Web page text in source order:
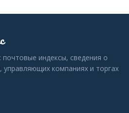
индексы, сведения о
управляющих компаниях и торгах